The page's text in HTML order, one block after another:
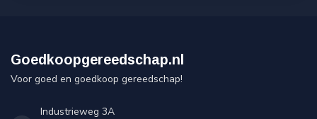
Goedkoopgereedschap.nl
Voor goed en goedkoop gereedschap!
Industrieweg 3A